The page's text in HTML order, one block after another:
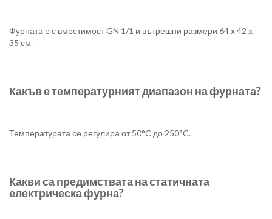
Фурната е с вместимост GN 1/1 и вътрешни размери 64 x 42 x
35 см.
Какъв е температурният диапазон на фурната?
Температурата се регулира от 50°C до 250°C.
Какви са предимствата на статичната
електрическа фурна?